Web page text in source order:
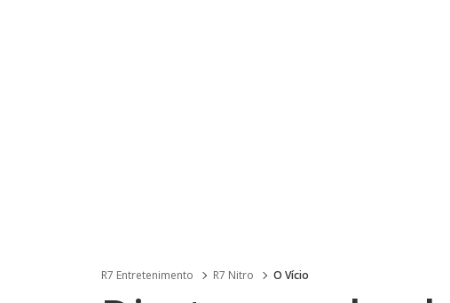
R7 Entretenimento R7 Nitro O Vício